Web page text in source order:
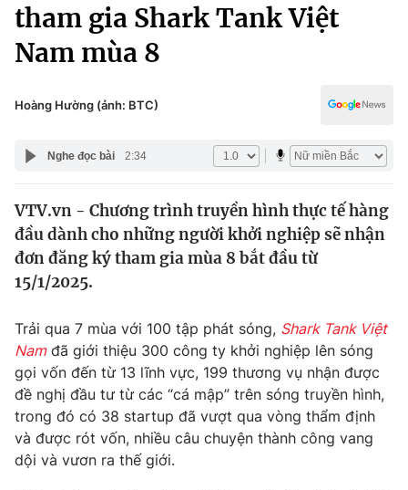
Chính trị
Xã hội
Pháp luật
Y tế
Thế giới
Tin tức
Thế giới đó đây
Câu chuyện quốc tế
Kinh tế
Thị trường
Góc doanh nghiệp
Dữ liệu và đời sống
Truyền hình
Phim VTV
Hậu trường
Giải trí
Điện ảnh
Truyền hình
Văn hóa - Giải trí
Công nghệ
tham gia Shark Tank Việt
Nam mùa 8
Hoàng Hường (ảnh: BTC)
Nghe đọc bài 2:34
VTV.vn - Chương trình truyền hình thực tế hàng
đầu dành cho những người khởi nghiệp sẽ nhận
đơn đăng ký tham gia mùa 8 bắt đầu từ
15/1/2025.
Trải qua 7 mùa với 100 tập phát sóng, Shark Tank Việt
Namđã giới thiệu 300 công ty khởi nghiệp lên sóng
gọi vốn đến từ 13 lĩnh vực, 199 thương vụ nhận được
đề nghị đầu tư từ các “cá mập” trên sóng truyền hình,
trong đó có 38 startup đã vượt qua vòng thẩm định
và được rót vốn, nhiều câu chuyện thành công vang
dội và vươn ra thế giới.